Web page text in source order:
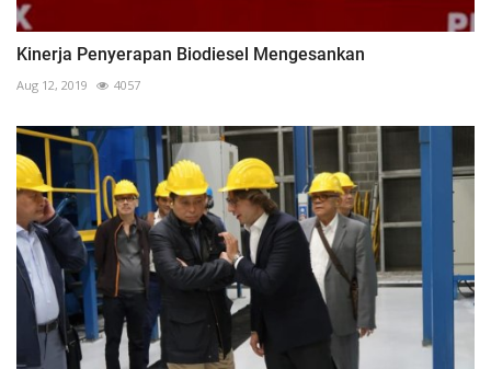
Kinerja Penyerapan Biodiesel Mengesankan
Aug 12, 2019 4057